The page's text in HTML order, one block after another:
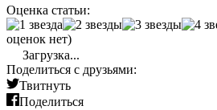
Оценка статьи:
оценок нет)
Загрузка...
Поделиться с друзьями:
Твитнуть
Поделиться